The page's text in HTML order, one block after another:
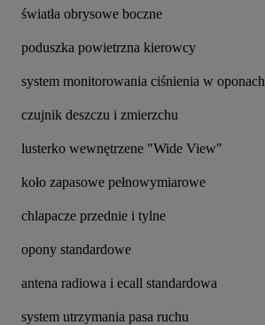
światła obrysowe boczne
poduszka powietrzna kierowcy
system monitorowania ciśnienia w oponach
czujnik deszczu i zmierzchu
lusterko wewnętrzene "Wide View"
koło zapasowe pełnowymiarowe
chlapacze przednie i tylne
opony standardowe
antena radiowa i ecall standardowa
system utrzymania pasa ruchu